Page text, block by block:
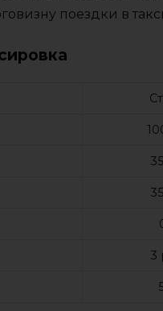
поездки в
3